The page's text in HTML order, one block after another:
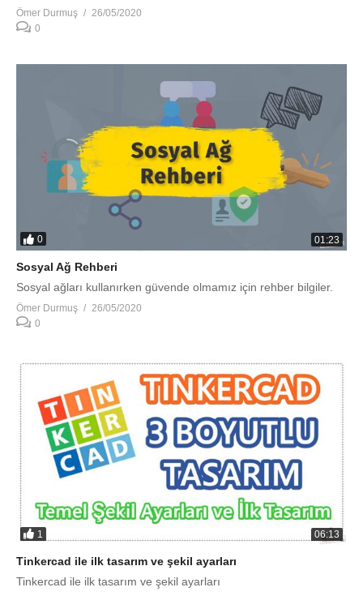
Ömer Durmuş
26/05/2020
0
0 01:23
Sosyal Ağ Rehberi
Sosyal ağları kullanırken güvende olmamız için rehber bilgiler.
Ömer Durmuş
26/05/2020
0
1 06:13
Tinkercad ile ilk tasarım ve şekil ayarları
Tinkercad ile ilk tasarım ve şekil ayarları